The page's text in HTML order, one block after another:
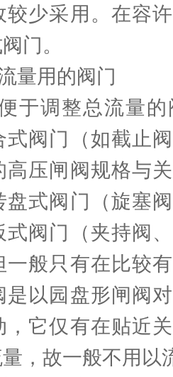
较少采用。在容
门。
量用的阀门
调整总流量的
式阀门（如截止
高压闸阀规格与
盘式阀门（旋塞
式阀门（夹持阀
一般只有在比较
是以园盘形闸阀
，它仅有在贴近
，故一般不用以